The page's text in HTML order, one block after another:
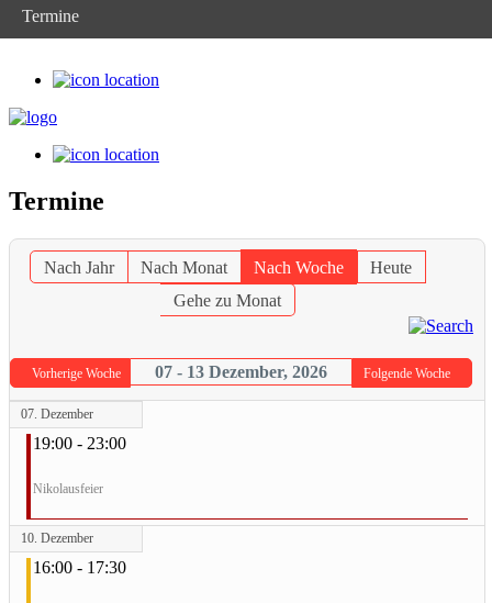
Termine
Nach Jahr Nach Monat Nach Woche
Heute
Gehe zu Monat
Vorherige Woche 07 - 13 Dezember, 2026 Folgende Woche
07. Dezember
19:00 - 23:00
Nikolausfeier
10. Dezember
16:00 - 17:30
Termine